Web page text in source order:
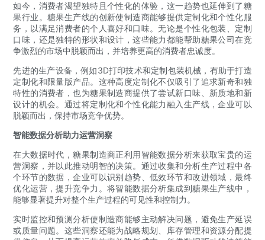
如今，消费者渴望独特且个性化的体验，这一趋势也延伸到了糖
果行业。糖果生产线的创新使制造商能够提供定制化和个性化服
务，以满足消费者的个人喜好和口味。无论是个性化包装、定制
口味，还是独特的形状和设计，这些能力都能帮助糖果公司在竞
争激烈的市场中脱颖而出，并培养更高的消费者忠诚度。
先进的生产设备，例如3D打印技术和定制包装机械，有助于打造
定制化和限量版产品。这种高度定制化不仅吸引了追求新奇和独
特性的消费者，也为糖果制造商提供了尝试新口味、新质地和新
设计的机会。通过将定制化和个性化能力融入生产线，企业可以
脱颖而出，保持市场竞争优势。
智能数据分析助力运营洞察
在大数据时代，糖果制造商正利用智能数据分析来获取宝贵的运
营洞察，并以此推动明智的决策。通过收集和分析生产过程中各
个环节的数据，企业可以识别趋势、低效环节和改进领域，最终
优化运营，提升竞争力。将智能数据分析集成到糖果生产线中，
能够显著提升对整个生产过程的可见性和控制力。
实时监控和预测分析使制造商能够主动解决问题，避免生产延误
或质量问题。这些洞察还能为战略规划、库存管理和资源分配提